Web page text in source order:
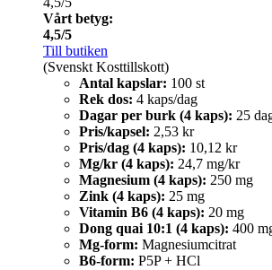
Vårt betyg:
4,5/5
Till butiken
(Svenskt Kosttillskott)
Antal kapslar: 100 st
Rek dos: 4 kaps/dag
Dagar per burk (4 kaps): 25
Pris/kapsel: 2,53 kr
Pris/dag (4 kaps): 10,12 kr
Mg/kr (4 kaps): 24,7 mg/kr
Magnesium (4 kaps): 250 mg
Zink (4 kaps): 25 mg
Vitamin B6 (4 kaps): 20 mg
Dong quai 10:1 (4 kaps): 400
Mg-form: Magnesiumcitrat
B6-form: P5P + HCl